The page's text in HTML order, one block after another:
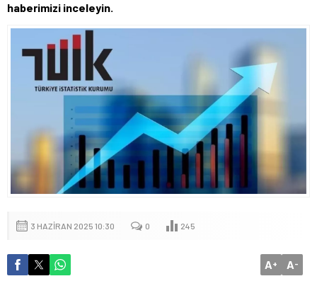
haberimizi inceleyin.
3 HAZIRAN 2025 10:30 0 245
A+ A-